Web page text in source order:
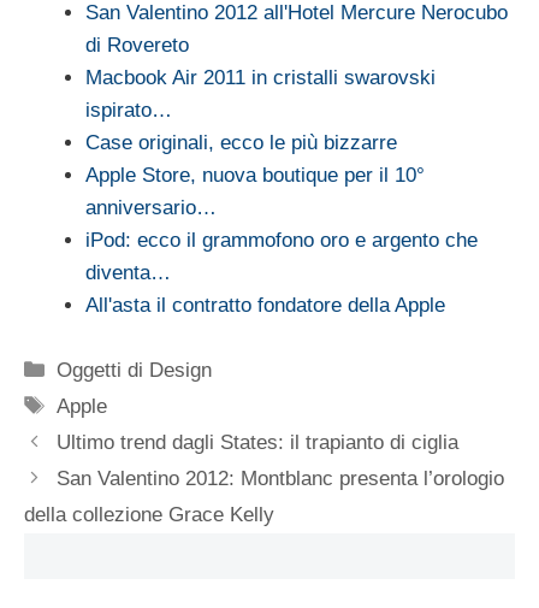
San Valentino 2012 all'Hotel Mercure Nerocubo
di Rovereto
Macbook Air 2011 in cristalli swarovski
ispirato…
Case originali, ecco le più bizzarre
Apple Store, nuova boutique per il 10°
anniversario…
iPod: ecco il grammofono oro e argento che
diventa…
All'asta il contratto fondatore della Apple
Categorie
Oggetti di Design
Tag
Apple
Ultimo trend dagli States: il trapianto di ciglia
San Valentino 2012: Montblanc presenta l’orologio
della collezione Grace Kelly